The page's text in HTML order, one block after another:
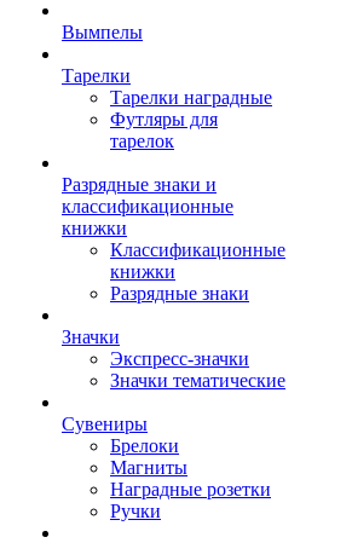
Вымпелы
Тарелки
Тарелки наградные
Футляры для
тарелок
Разрядные знаки и
классификационные
книжки
Классификационные
книжки
Разрядные знаки
Значки
Экспресс-значки
Значки тематические
Сувениры
Брелоки
Магниты
Наградные розетки
Ручки